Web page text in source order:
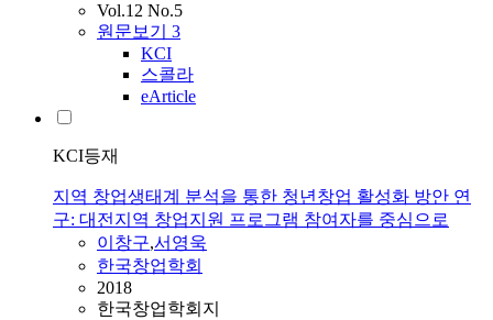
Vol.12 No.5
원문보기 3
KCI
스콜라
eArticle
KCI등재
지역 창업생태계 분석을 통한 청년창업 활성화 방안 연
구: 대전지역 창업지원 프로그램 참여자를 중심으로
이창구,서영욱
한국창업학회
2018
한국창업학회지